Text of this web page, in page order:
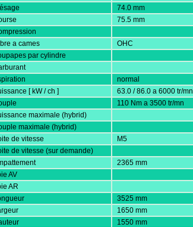
74.0 mm
75.5 mm
a cames
OHC
par cylindre
normal
[ kW / ch ]
63.0 / 86.0 a 6000 tr/mn
110 Nm a 3500 tr/mn
maximale (hybrid)
maximale (hybrid)
de vitesse
M5
de vitesse (sur demande)
2365 mm
AV
AR
3525 mm
1650 mm
1550 mm